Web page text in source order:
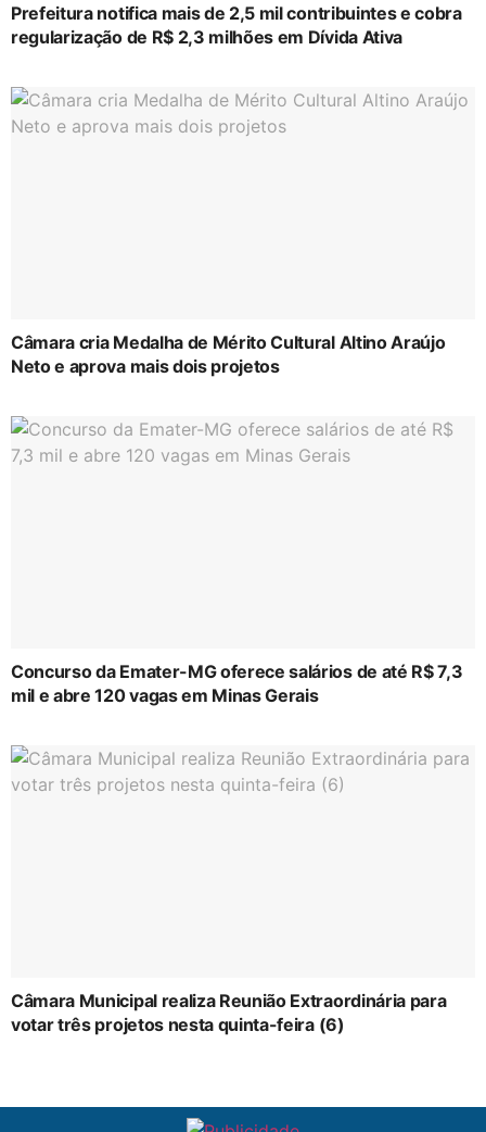
Prefeitura notifica mais de 2,5 mil contribuintes e cobra
regularização de R$ 2,3 milhões em Dívida Ativa
Câmara cria Medalha de Mérito Cultural Altino Araújo
Neto e aprova mais dois projetos
Concurso da Emater-MG oferece salários de até R$ 7,3
mil e abre 120 vagas em Minas Gerais
Câmara Municipal realiza Reunião Extraordinária para
votar três projetos nesta quinta-feira (6)